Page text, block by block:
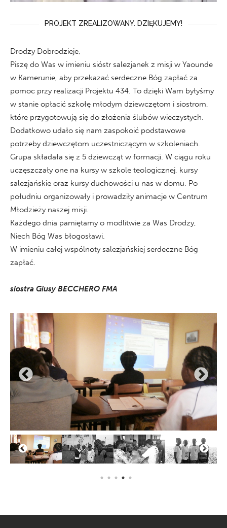
PROJEKT ZREALIZOWANY. DZIĘKUJEMY!
Drodzy Dobrodzieje,
Piszę do Was w imieniu sióstr salezjanek z misji w Yaounde
w Kamerunie, aby przekazać serdeczne Bóg zapłać za
pomoc przy realizacji Projektu 434. To dzięki Wam byłyśmy
w stanie opłacić szkołę młodym dziewczętom i siostrom,
które przygotowują się do złożenia ślubów wieczystych.
Dodatkowo udało się nam zaspokoić podstawowe
potrzeby dziewczętom uczestniczącym w szkoleniach.
Grupa składała się z 5 dziewcząt w formacji. W ciągu roku
uczęszczały one na kursy w szkole teologicznej, kursy
salezjańskie oraz kursy duchowości u nas w domu. Po
południu organizowały i prowadziły animacje w Centrum
Młodzieży naszej misji.
Każdego dnia pamiętamy o modlitwie za Was Drodzy,
Niech Bóg Was błogosławi.
W imieniu całej wspólnoty salezjańskiej serdeczne Bóg
zapłać.
siostra Giusy BECCHERO FMA